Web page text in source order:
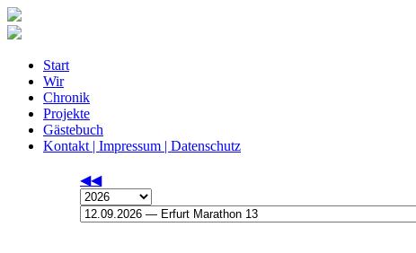
Start
Wir
Chronik
Projekte
Gästebuch
Kontakt | Impressum | Datenschutz
◀◀